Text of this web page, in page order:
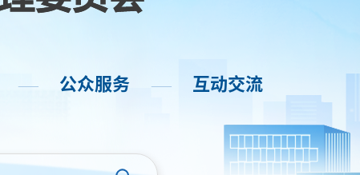
—— 公众服务 —— 互动交流